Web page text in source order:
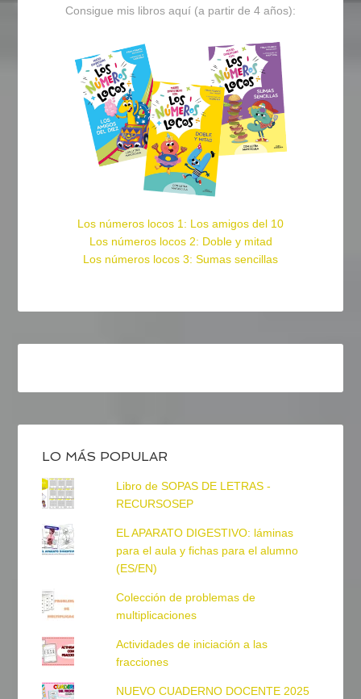
Consigue mis libros aquí (a partir de 4 años):
Los números locos 1: Los amigos del 10
Los números locos 2: Doble y mitad
Los números locos 3: Sumas sencillas
LO MÁS POPULAR
Libro de SOPAS DE LETRAS -
RECURSOSEP
EL APARATO DIGESTIVO: láminas
para el aula y fichas para el alumno
(ES/EN)
Colección de problemas de
multiplicaciones
Actividades de iniciación a las
fracciones
NUEVO CUADERNO DOCENTE 2025